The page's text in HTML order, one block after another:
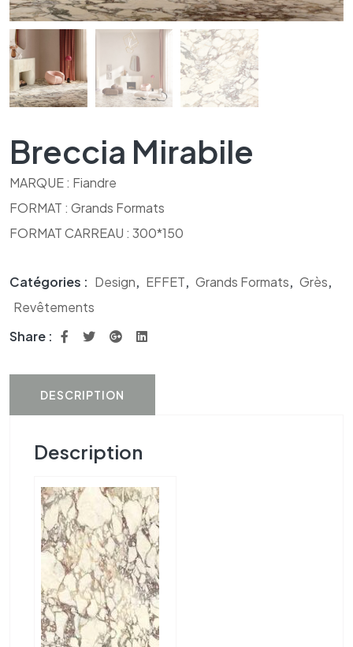
Breccia Mirabile
MARQUE : Fiandre
FORMAT : Grands Formats
FORMAT CARREAU : 300*150
Catégories : Design, EFFET, Grands Formats, Grès,
Revêtements
Share :
DESCRIPTION
Description